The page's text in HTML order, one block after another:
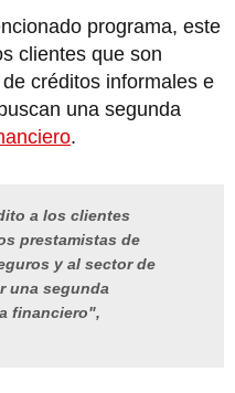
programa, este
clientes que son
créditos informales e
una segunda
.
a los clientes
prestamistas de
y al sector de
una segunda
financiero",